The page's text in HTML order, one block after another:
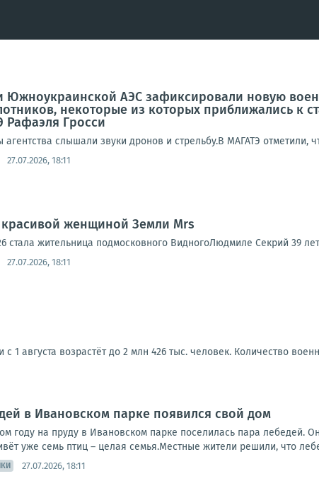
Южноукраинской АЭС зафиксировали новую
некоторые из которых приближались к
Рафаэля Гросси
агентства слышали звуки дронов и стрельбу.В МАГАТЭ отметили,
27.07.2026, 18:11
женщиной Земли Mrs
стала жительница подмосковного ВидногоЛюдмиле Секрий 39
27.07.2026, 18:11
1 августа возрастёт до 2 млн 426 тыс. человек. Количество
в Ивановском парке появился свой дом
году на пруду в Ивановском парке поселилась пара лебедей.
уже семь птиц – целая семья.Местные жители решили, что
27.07.2026, 18:11